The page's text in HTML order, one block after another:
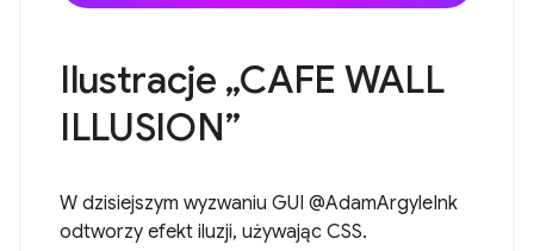
Ilustracje „CAFE WALL
ILLUSION”
W dzisiejszym wyzwaniu GUI @AdamArgyleInk
odtworzy efekt iluzji, używając CSS.